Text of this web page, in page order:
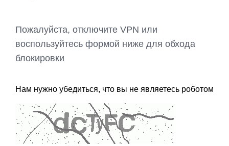
Пожалуйста, отключите VPN или
воспользуйтесь формой ниже для обхода
блокировки
Нам нужно убедиться, что вы не являетесь роботом